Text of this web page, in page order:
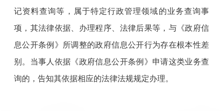
记资料查询等，属于特定行政管理领域的业务查询事
项，其法律依据、办理程序、法律后果等，与《政府信
息公开条例》所调整的政府信息公开行为存在根本性差
别。当事人依据《政府信息公开条例》申请这类业务查
询的，告知其依据相应的法律法规规定办理。